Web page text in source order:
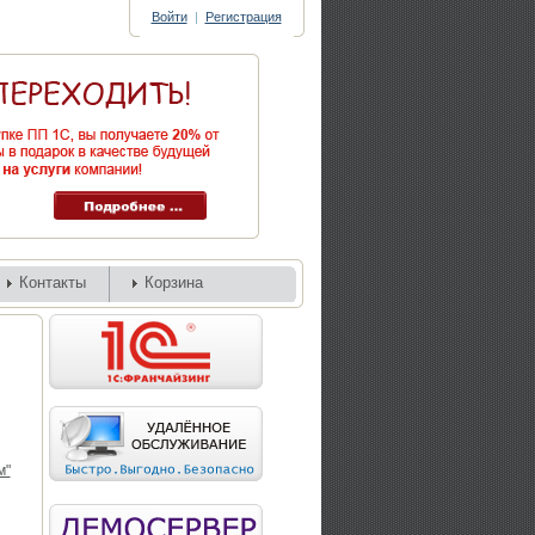
Войти | Регистрация
Контакты Корзина